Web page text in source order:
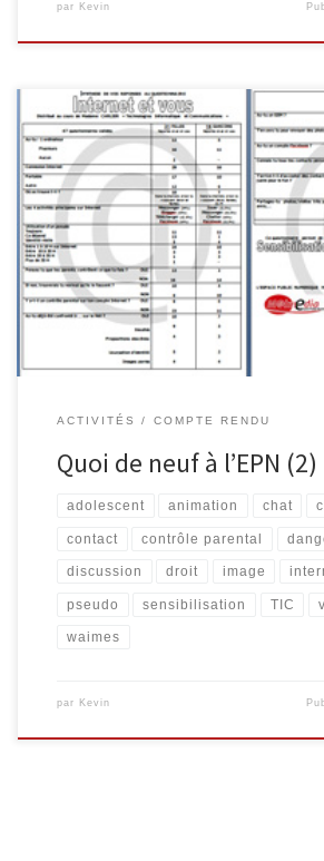
par Kevin
Animation : Internet et vous Cette animation
collaboration avec Maggy Jérôme
Solheid et Madame Carlier, professeurs à
Waimes. Celle-ci a eu lieu le lundi 23
l’Athénée Royal de Waimes et visait à
ACTIVITÉS COMPTE RENDU
Quoi de neuf à l’EPN (2)
adolescent animation chat
contact contrôle parental
discussion droit image
pseudo sensibilisation TIC
waimes
par Kevin